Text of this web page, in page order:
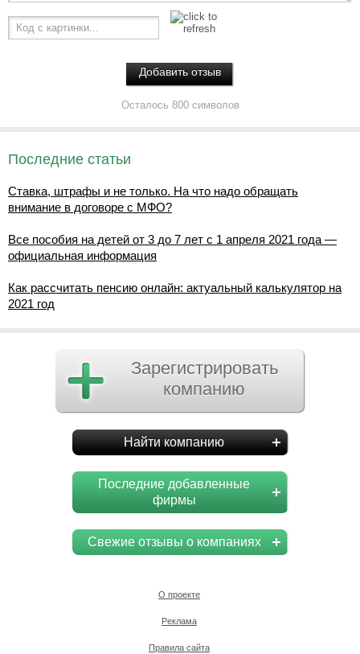
Код с картинки...
Осталось 800 символов
Последние статьи
Ставка, штрафы и не только. На что надо обращать
внимание в договоре с МФО?
Все пособия на детей от 3 до 7 лет с 1 апреля 2021 года —
официальная информация
Как рассчитать пенсию онлайн: актуальный калькулятор на
2021 год
Зарегистрировать
компанию
Найти компанию
Последние добавленные
фирмы
Свежие отзывы о компаниях
О проекте
Реклама
Правила сайта